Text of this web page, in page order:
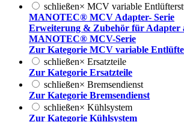
schließen× MCV variable
MANOTEC® MCV Adapter- Serie
Erweiterung & Zubehör für Adapter
MANOTEC® MCV-Serie
Zur Kategorie MCV variable
schließen× Ersatzteile
Zur Kategorie Ersatzteile
schließen× Bremsendienst
Zur Kategorie Bremsendienst
schließen× Kühlsystem
Zur Kategorie Kühlsystem